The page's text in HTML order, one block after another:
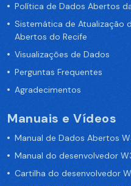
Política de Dados Abertos
Sistemática de Atualização
Abertos do Recife
Visualizações de Dados
Perguntas Frequentes
Agradecimentos
Manuais e Vídeos
Manual de Dados Abertos
Manual do desenvolvedor
Cartilha do desenvolvedor